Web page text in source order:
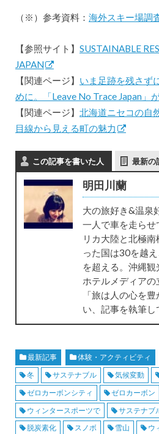
（※）参考資料： 海外スキー場調
【参照サイト】 SUSTAINABLE
JAPAN
【関連ページ】 いま足跡を残さず
めに。「Leave No Trace Japan」
【関連ページ】 北海道ニセコの自
目線から見える町の魅力
この記事を書いた人 最新の
明田川蘭
大の旅好き&温泉
一人で車を走らせ
リカ大陸と北極
った国は30を越
を超える。沖縄
ホテルメディアの
「旅は人の心を
い、記事を執筆し
最新記事 体験・アクティビティ
冬
サステナブル 気候変動
ゼロカーボンシティ
ゼロカーボン
ウィンタースポーツで
サステナブ
脱炭素化
スノボ 雪山 ウ